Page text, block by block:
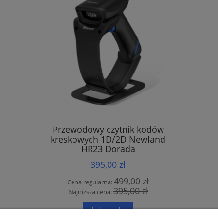
Przewodowy czytnik kodów
kreskowych 1D/2D Newland
HR23 Dorada
395,00 zł
Cena regularna:499,00 zł
Najniższa cena:395,00 zł
do koszyka